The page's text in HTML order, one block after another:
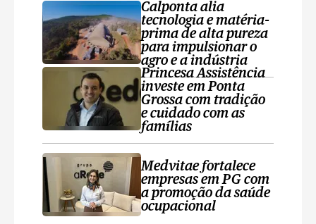
Calponta alia
tecnologia e matéria-
prima de alta pureza
para impulsionar o
agro e a indústria
Princesa Assistência
investe em Ponta
Grossa com tradição
e cuidado com as
famílias
Medvitae fortalece
empresas em PG com
a promoção da saúde
ocupacional